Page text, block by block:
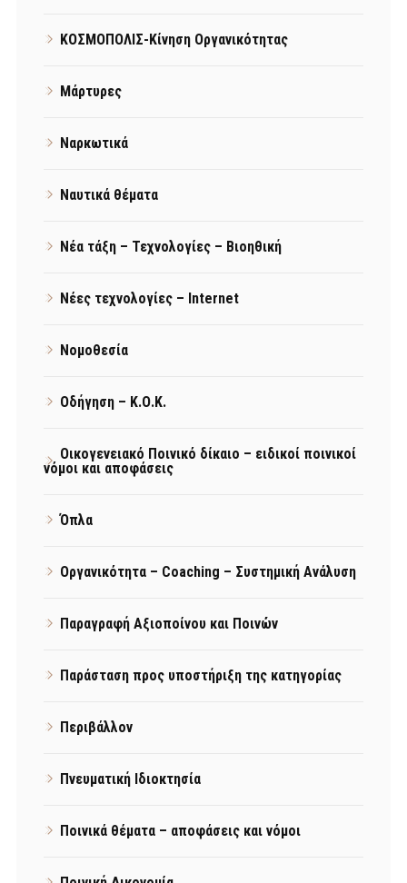
ΚΟΣΜΟΠΟΛΙΣ-Κίνηση Οργανικότητας
Μάρτυρες
Ναρκωτικά
Ναυτικά θέματα
Νέα τάξη – Τεχνολογίες – Βιοηθική
Νέες τεχνολογίες – Internet
Νομοθεσία
Οδήγηση – Κ.Ο.Κ.
Οικογενειακό Ποινικό δίκαιο – ειδικοί ποινικοί
νόμοι και αποφάσεις
Όπλα
Οργανικότητα – Coaching – Συστημική Ανάλυση
Παραγραφή Αξιοποίνου και Ποινών
Παράσταση προς υποστήριξη της κατηγορίας
Περιβάλλον
Πνευματική Ιδιοκτησία
Ποινικά θέματα – αποφάσεις και νόμοι